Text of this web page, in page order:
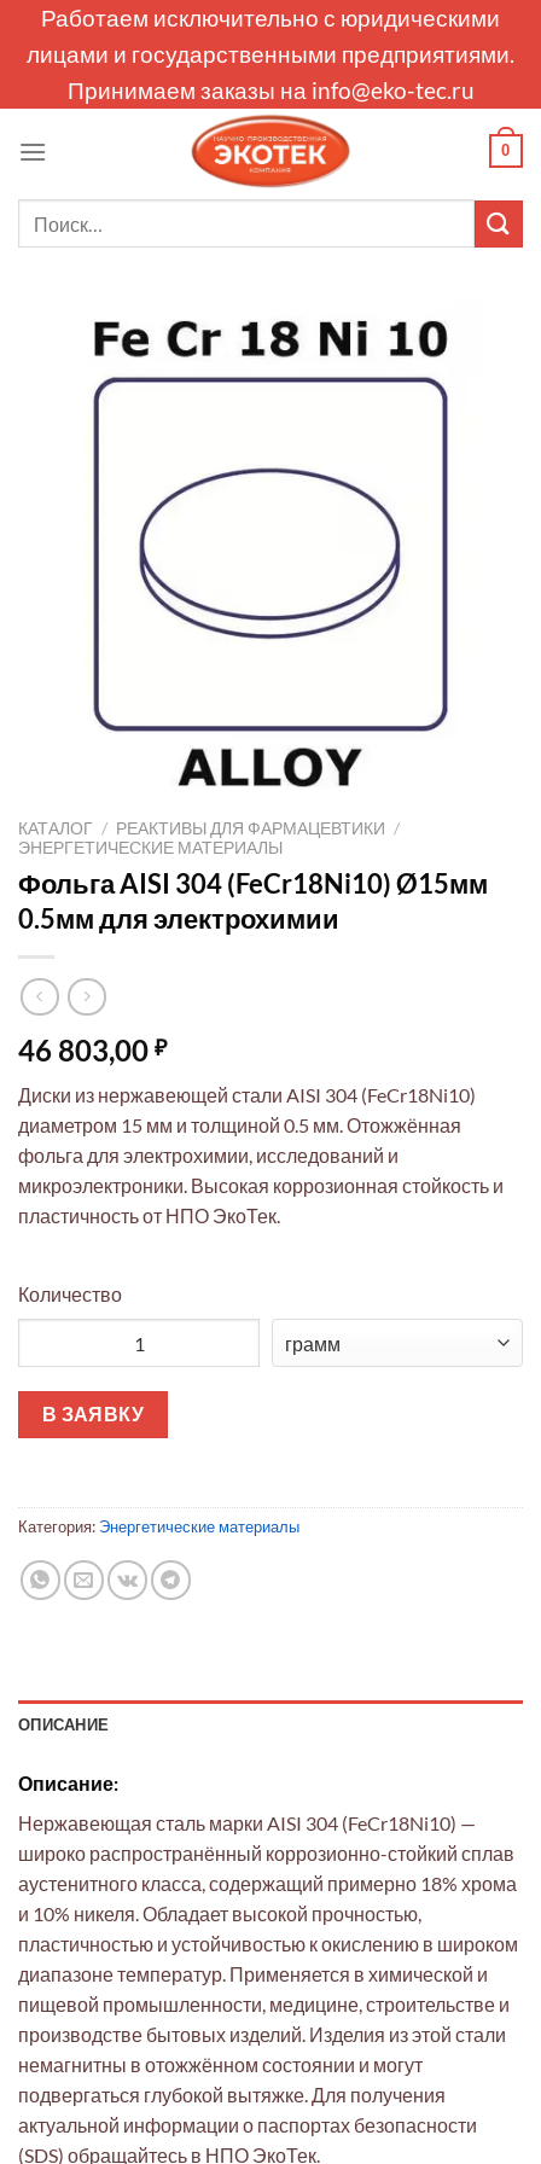
Работаем исключительно с юридическими
лицами и государственными предприятиями.
Принимаем заказы на info@eko-tec.ru
0
КАТАЛОГ / РЕАКТИВЫ ДЛЯ ФАРМАЦЕВТИКИ /
ЭНЕРГЕТИЧЕСКИЕ МАТЕРИАЛЫ
Фольга AISI 304 (FeCr18Ni10) Ø15мм
0.5мм для электрохимии
46 803,00 ₽
Диски из нержавеющей стали AISI 304 (FeCr18Ni10)
диаметром 15 мм и толщиной 0.5 мм. Отожжённая
фольга для электрохимии, исследований и
микроэлектроники. Высокая коррозионная стойкость и
пластичность от НПО ЭкоТек.
Количество
В ЗАЯВКУ
Категория: Энергетические материалы
ОПИСАНИЕ
Описание:
Нержавеющая сталь марки AISI 304 (FeCr18Ni10) —
широко распространённый коррозионно-стойкий сплав
аустенитного класса, содержащий примерно 18% хрома
и 10% никеля. Обладает высокой прочностью,
пластичностью и устойчивостью к окислению в широком
диапазоне температур. Применяется в химической и
пищевой промышленности, медицине, строительстве и
производстве бытовых изделий. Изделия из этой стали
немагнитны в отожжённом состоянии и могут
подвергаться глубокой вытяжке. Для получения
актуальной информации о паспортах безопасности
(SDS) обращайтесь в НПО ЭкоТек.